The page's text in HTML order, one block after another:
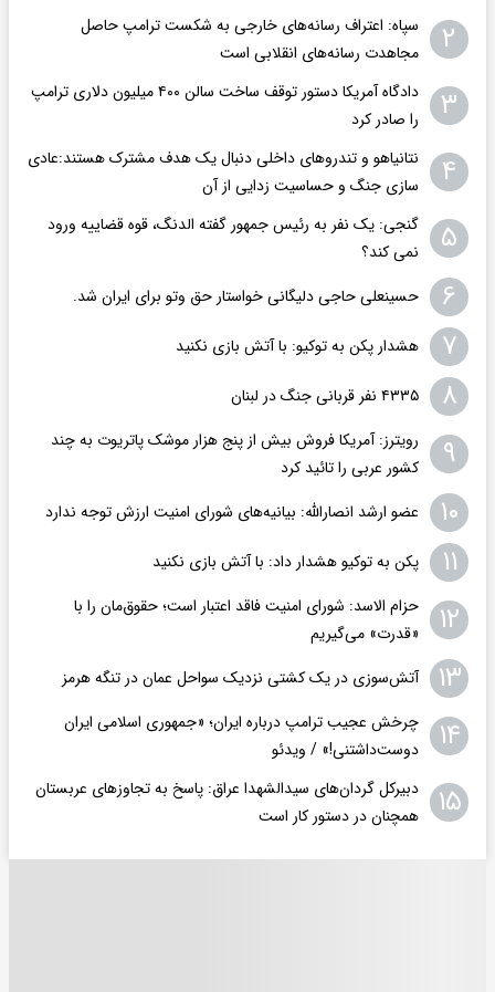
۲
سپاه: اعتراف رسانه‌های خارجی به شکست ترامپ حاصل
مجاهدت رسانه‌های انقلابی است
۳
دادگاه آمریکا دستور توقف ساخت سالن ۴۰۰ میلیون دلاری ترامپ
را صادر کرد
۴
نتانیاهو و تندروهای داخلی دنبال یک هدف مشترک هستند:عادی
سازی جنگ و حساسیت زدایی از آن
۵
گنجی: یک نفر به رئیس جمهور گفته الدنگ، قوه قضاییه ورود
نمی کند؟
۶ حسینعلی حاجی دلیگانی خواستار حق وتو برای ایران شد.
۷ هشدار پکن به توکیو: با آتش بازی نکنید
۸ ۴۳۳۵ نفر قربانی جنگ در لبنان
۹
رویترز: آمریکا فروش بیش از پنج هزار موشک پاتریوت به چند
کشور عربی را تائید کرد
۱۰ عضو ارشد انصارالله: بیانیه‌های شورای امنیت ارزش توجه ندارد
۱۱ پکن به توکیو هشدار داد: با آتش بازی نکنید
۱۲
حزام الاسد: شورای امنیت فاقد اعتبار است؛ حقوق‌مان را با
«قدرت» می‌گیریم
۱۳ آتش‌سوزی در یک کشتی نزدیک سواحل عمان در تنگه هرمز
۱۴
چرخش عجیب ترامپ درباره ایران؛ «جمهوری اسلامی ایران
دوست‌داشتنی!» / ویدئو
۱۵
دبیرکل گردان‌های سیدالشهدا عراق: پاسخ به تجاوزهای عربستان
همچنان در دستور کار است